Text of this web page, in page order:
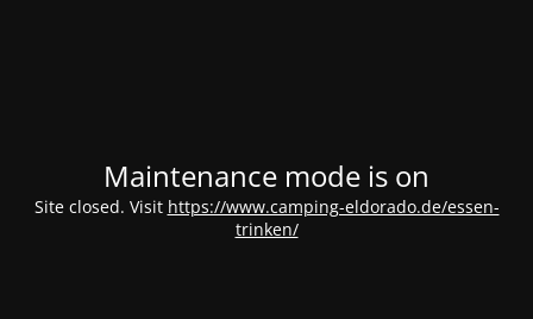
Maintenance mode is on
Site closed. Visit https://www.camping-eldorado.de/essen-
trinken/